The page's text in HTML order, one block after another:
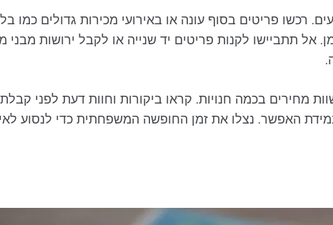
רכשו פריטים בסוף עונה או באירועי מכירות גדולים כמו
אל תתביישו לקנות פריטים יד שנייה או לקבל ירושות
מחירים בכמה חנויות. קראו ביקורות וחוות דעת לפני קבלת
האפשר. נצלו את זמן החופשה המשפחתית כדי לנסוע